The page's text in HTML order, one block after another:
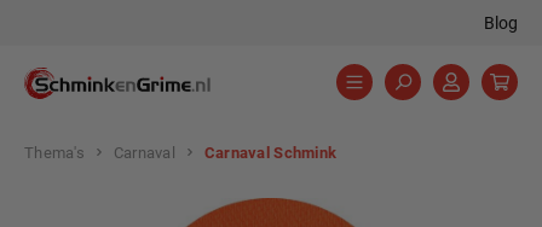
Blog
Thema's Carnaval Carnaval Schmink
Afbeeldingengalerij overslaan